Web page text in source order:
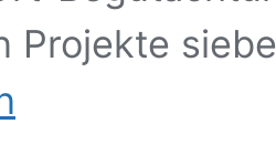
Projekte